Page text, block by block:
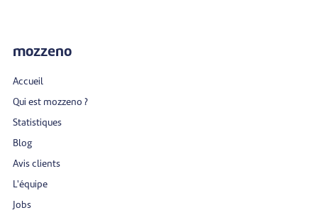
mozzeno
Accueil
Qui est mozzeno ?
Statistiques
Blog
Avis clients
L'équipe
Jobs